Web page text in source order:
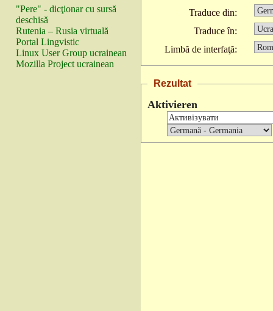
"Pere" - dicţionar cu sursă
deschisă
Rutenia – Rusia virtuală
Portal Lingvistic
Linux User Group ucrainean
Mozilla Project ucrainean
Traduce din:
Traduce în:
Limbă de interfaţă:
Rezultat
Aktivieren